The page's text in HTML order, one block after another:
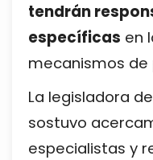
tendrán
específicas en
mecanismos de
La legisladora
sostuvo
especialistas y